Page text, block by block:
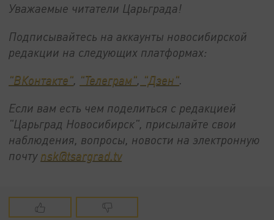
Уважаемые читатели Царьграда!
Подписывайтесь на аккаунты новосибирской
редакции на следующих платформах:
"ВКонтакте", "Телеграм", "Дзен".
Если вам есть чем поделиться с редакцией
"Царьград Новосибирск", присылайте свои
наблюдения, вопросы, новости на электронную
почту nsk@tsargrad.tv